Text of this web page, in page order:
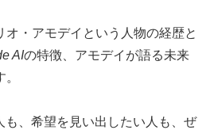
オ・アモデイという人物の経歴と
AIの特徴、アモデイが語る未来
も、希望を見い出したい人も、ぜ